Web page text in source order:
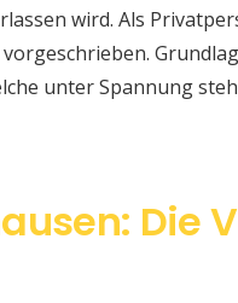
wird. Als
unter Spannung
Die